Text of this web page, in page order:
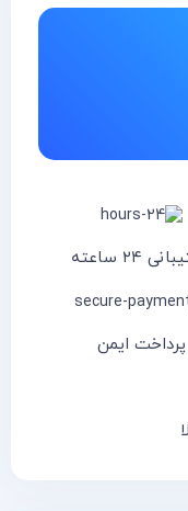
۲۴ ساعته
پرداخت ایمن